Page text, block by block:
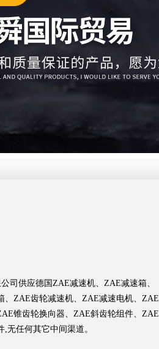
司供应德国ZAE减速机、ZAE减速箱、
、ZAE齿轮减速机、ZAE减速电机、ZAE
锥齿轮换向器、ZAE斜齿轮组件、ZAE
无任何其它中间渠道。